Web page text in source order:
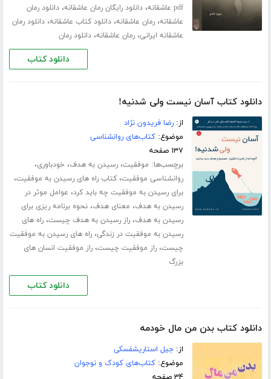
pdf عاشقانه ،دانلود رایگان رمان عاشقانه،دانلود رمان
عاشقانه،رمان عاشقانه،دانلود کتاب عاشقانه،دانلود رمان
عاشقانه ایرانی،رمان عاشقانه،دانلود رمان
دانلود کتاب
دانلود کتاب آسان نیست ولی شدنیه!
از:رضا فریدون نژاد
موضوع:کتاب‌های روانشناسی
۱۳۷ صفحه
برچسب‌ها: موفقیت،رسیدن به هدف، خودباوری،
روانشناسی موفقیت،کتاب راه های رسیدن به موفقیت،
برای رسیدن به موفقیت چه باید کرد، عوامل موثر در
رسیدن به هدف، معنای هدف،نحوه برنامه ریزی برای
رسیدن به هدف،راز رسیدن به هدف چیست،راه های
رسیدن به موفقیت در زندگی،راه های رسیدن به موفقیت
چیست،راز موفقیت چیست،راز موفقیت انسان های
بزرگ
دانلود کتاب
دانلود کتاب بدن من مال خودمه
از:جیل استاریشفسکی
موضوع:کتاب‌های کودک و نوجوان